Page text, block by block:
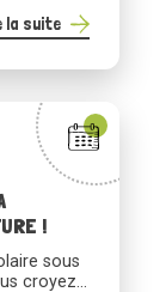
la
enjeux […]
la suite
!
sous
croyez